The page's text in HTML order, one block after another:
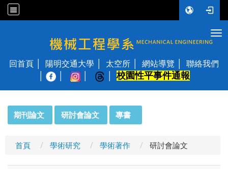
國立陽明交通大學 機械工程學系
回首頁 陽明交通大學 太空所 網站導覽
聯絡我們
校園性平事件通報
期刊論文 研討會論文 專書
首頁 學術研究 學術著作 研討會論文